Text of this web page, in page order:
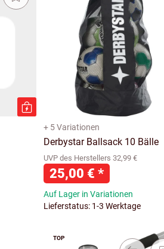
+ 5 Variationen
Derbystar Ballsack 10 Bälle
UVP des Herstellers 32,99 €
25,00 € *
Auf Lager in Variationen
Lieferstatus: 1-3 Werktage
TOP